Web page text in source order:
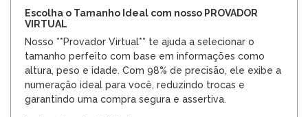
Escolha o Tamanho Ideal com nosso PROVADOR
VIRTUAL
Nosso **Provador Virtual** te ajuda a selecionar o
tamanho perfeito com base em informações como
altura, peso e idade. Com 98% de precisão, ele exibe a
numeração ideal para você, reduzindo trocas e
garantindo uma compra segura e assertiva.